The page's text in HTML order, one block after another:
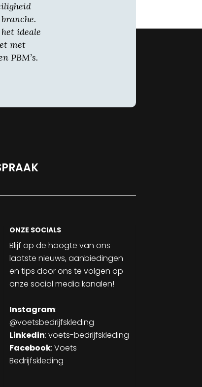
ideale
met
PBM’s.
ONZE SOCIALS
Blijf op de hoogte van ons
laatste nieuws, aanbiedingen
en tips door ons te volgen op
onze social media kanalen!
Instagram:
@voetsbedrijfskleding
Linkedin: voets-bedrijfskleding
Facebook: Voets
Bedrijfskleding